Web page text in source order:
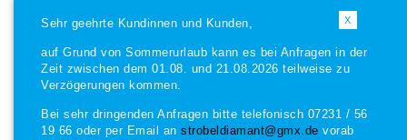
X
Sehr geehrte Kundinnen und Kunden,
auf Grund von Sommerurlaub kann es bei Anfragen in der
Zeit zwischen dem 01.08. und 21.08.2026 teilweise zu
Verzögerungen kommen.
Bei sehr dringenden Anfragen bitte telefonisch 07231 / 56
19 66 oder per Email an strobeldiamant@gmx.de vorab